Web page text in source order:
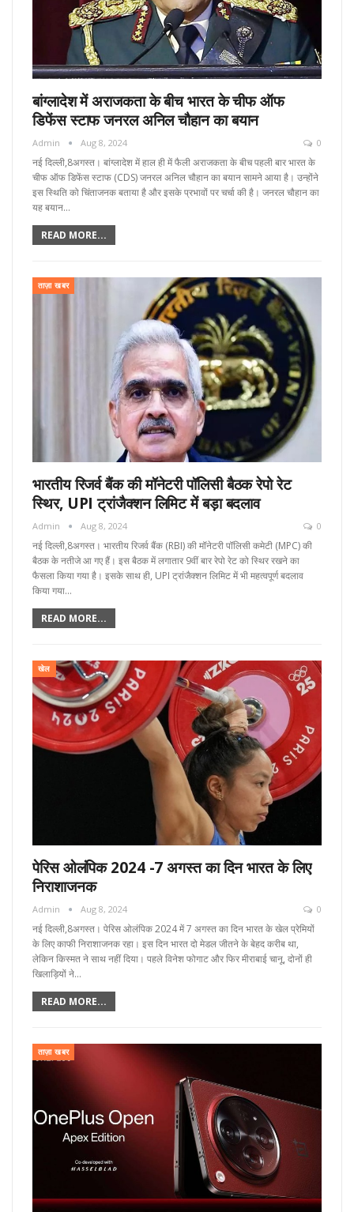
बांग्लादेश में अराजकता के बीच भारत के चीफ ऑफ
डिफेंस स्टाफ जनरल अनिल चौहान का बयान
Admin Aug 8, 2024 0
नई दिल्ली,8अगस्त। बांग्लादेश में हाल ही में फैली अराजकता के बीच पहली बार भारत के
चीफ ऑफ डिफेंस स्टाफ (CDS) जनरल अनिल चौहान का बयान सामने आया है। उन्होंने
इस स्थिति को चिंताजनक बताया है और इसके प्रभावों पर चर्चा की है। जनरल चौहान का
यह बयान…
READ MORE...
ताज़ा खबर
भारतीय रिजर्व बैंक की मॉनेटरी पॉलिसी बैठक रेपो रेट
स्थिर, UPI ट्रांजैक्शन लिमिट में बड़ा बदलाव
Admin Aug 8, 2024 0
नई दिल्ली,8अगस्त। भारतीय रिजर्व बैंक (RBI) की मॉनेटरी पॉलिसी कमेटी (MPC) की
बैठक के नतीजे आ गए हैं। इस बैठक में लगातार 9वीं बार रेपो रेट को स्थिर रखने का
फैसला किया गया है। इसके साथ ही, UPI ट्रांजैक्शन लिमिट में भी महत्वपूर्ण बदलाव
किया गया…
READ MORE...
खेल
पेरिस ओलंपिक 2024 -7 अगस्त का दिन भारत के लिए
निराशाजनक
Admin Aug 8, 2024 0
नई दिल्ली,8अगस्त। पेरिस ओलंपिक 2024 में 7 अगस्त का दिन भारत के खेल प्रेमियों
के लिए काफी निराशाजनक रहा। इस दिन भारत दो मेडल जीतने के बेहद करीब था,
लेकिन किस्मत ने साथ नहीं दिया। पहले विनेश फोगाट और फिर मीराबाई चानू, दोनों ही
खिलाड़ियों ने…
READ MORE...
ताज़ा खबर